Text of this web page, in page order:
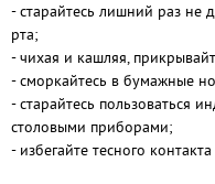
- старайтесь лишний раз не
рта;
- чихая и кашляя,
- сморкайтесь в бумажные
- старайтесь пользоваться
столовыми приборами;
- избегайте тесного